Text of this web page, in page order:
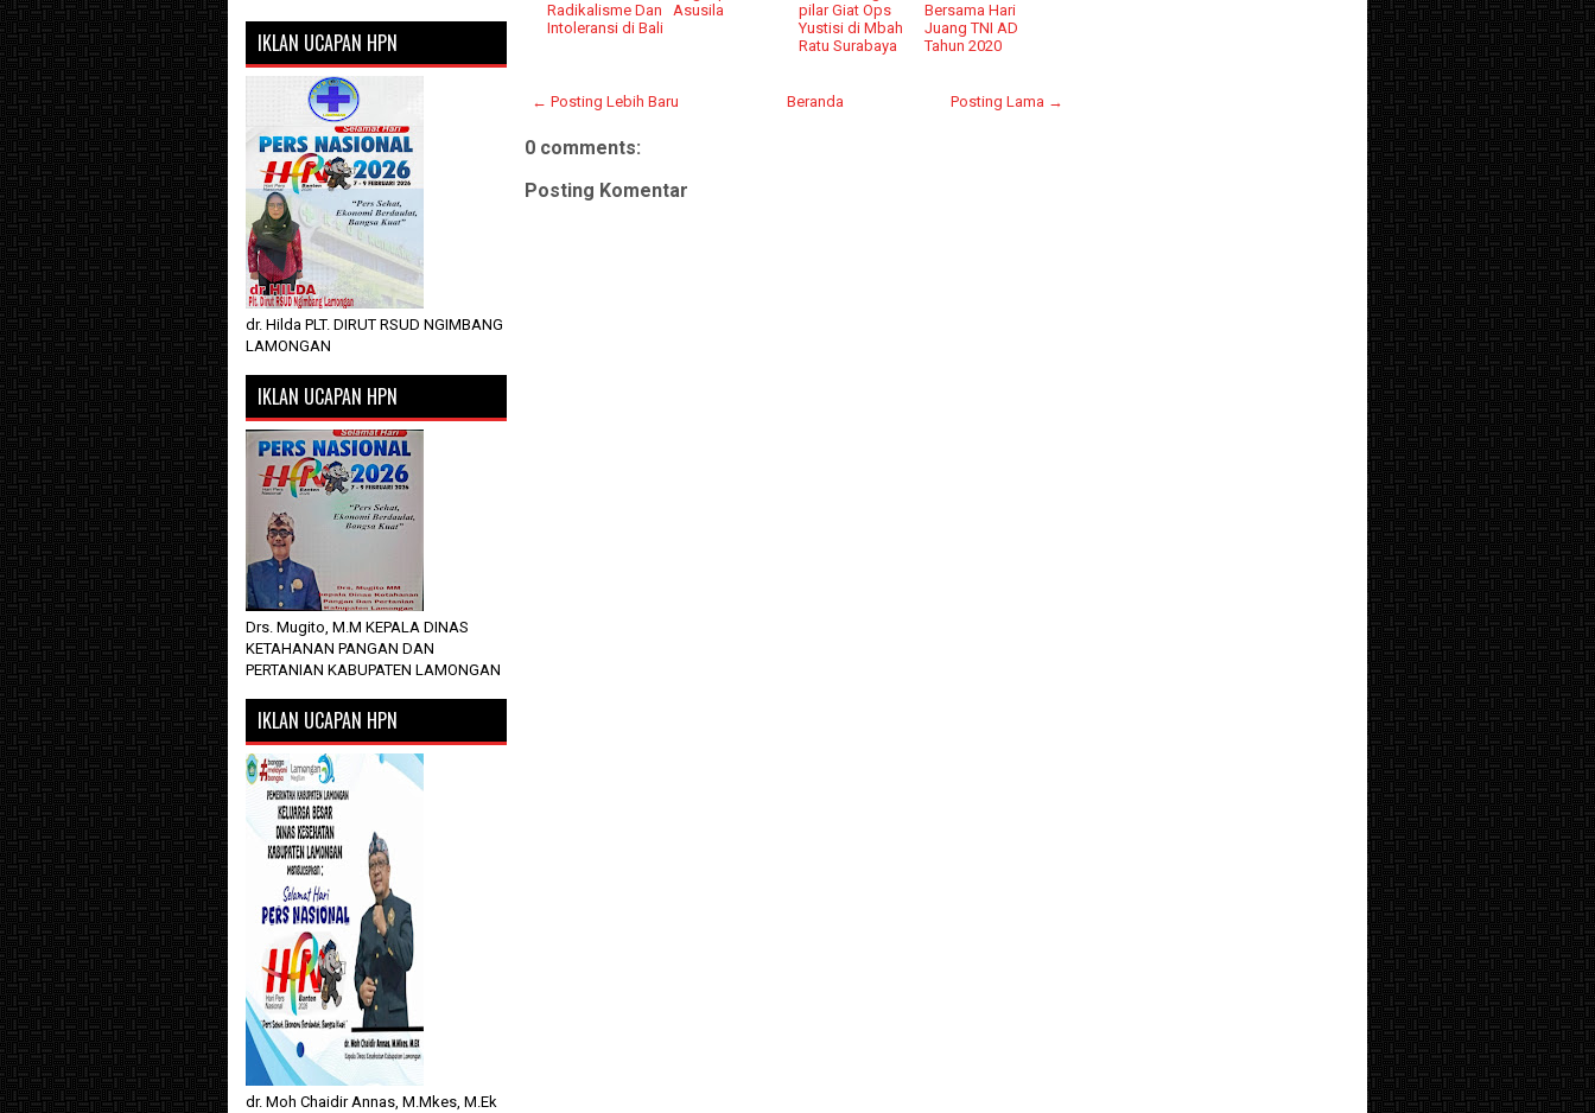
Radikalisme Dan
Intoleransi di Bali
Asusila
pilar Giat Ops
Yustisi di Mbah
Ratu Surabaya
Bersama Hari
Juang TNI AD
Tahun 2020
← Posting Lebih Baru Posting Lama →
Beranda
0 comments:
Posting Komentar
IKLAN UCAPAN HPN
dr. Hilda PLT. DIRUT RSUD NGIMBANG
LAMONGAN
IKLAN UCAPAN HPN
Drs. Mugito, M.M KEPALA DINAS
KETAHANAN PANGAN DAN
PERTANIAN KABUPATEN LAMONGAN
IKLAN UCAPAN HPN
dr. Moh Chaidir Annas, M.Mkes, M.Ek